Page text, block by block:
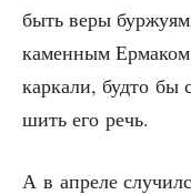
быть веры
камен­ным
кар­ка­ли, буд­то бы
шить его речь.
А в апре­ле